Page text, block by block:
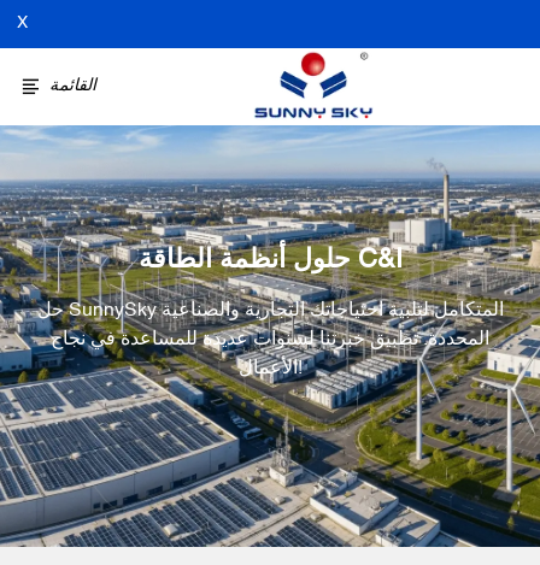
X
القائمة
حلول أنظمة الطاقة C&I
حل SunnySky المتكامل لتلبية احتياجاتك التجارية والصناعية
المحددة. تطبيق خبرتنا لسنوات عديدة للمساعدة في نجاح
الأعمال!